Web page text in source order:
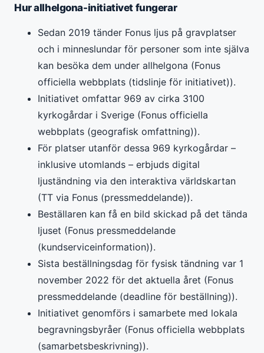
Hur allhelgona-initiativet fungerar
Sedan 2019 tänder Fonus ljus på gravplatser
och i minneslundar för personer som inte själva
kan besöka dem under allhelgona (Fonus
officiella webbplats (tidslinje för initiativet)).
Initiativet omfattar 969 av cirka 3100
kyrkogårdar i Sverige (Fonus officiella
webbplats (geografisk omfattning)).
För platser utanför dessa 969 kyrkogårdar –
inklusive utomlands – erbjuds digital
ljuständning via den interaktiva världskartan
(TT via Fonus (pressmeddelande)).
Beställaren kan få en bild skickad på det tända
ljuset (Fonus pressmeddelande
(kundserviceinformation)).
Sista beställningsdag för fysisk tändning var 1
november 2022 för det aktuella året (Fonus
pressmeddelande (deadline för beställning)).
Initiativet genomförs i samarbete med lokala
begravningsbyråer (Fonus officiella webbplats
(samarbetsbeskrivning)).